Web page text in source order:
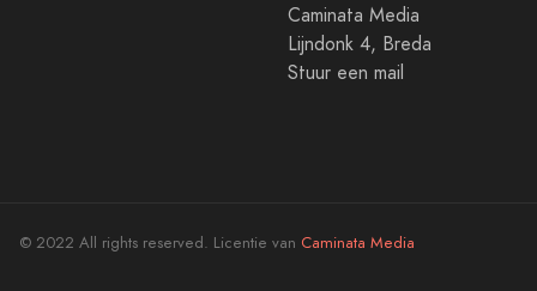
Caminata Media
Lijndonk 4, Breda
Stuur een mail
© 2022 All rights reserved. Licentie van Caminata Media